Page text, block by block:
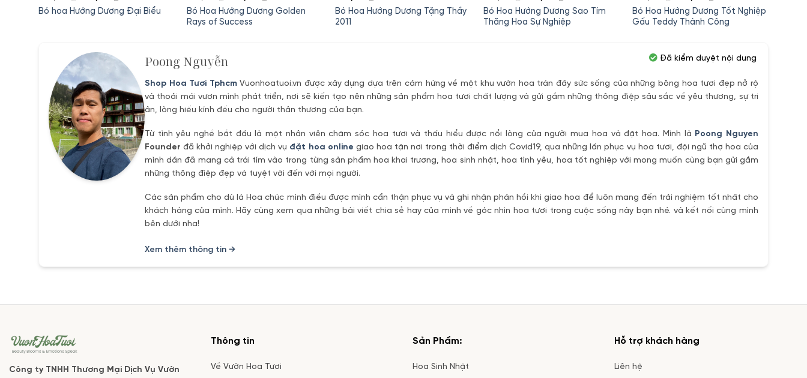
Bó hoa Hướng Dương Đại Biểu
gốc
hiện
Bó Hoa Hướng Dương Golden
Rays of Success
gốc
là:
hiện
Bó Hoa Hướng Dương Tặng Thầy
2011
Bó Hoa Hướng Dương Sao Tím
Thăng Hoa Sự Nghiệp
gốc
là:
hiện
tại
Bó Hoa Hướng Dương Tốt Nghiệp
Gấu Teddy Thành Công
gốc
là:
hiện
tại
Poong Nguyễn
Shop Hoa Tươi TphcmVuonhoatuoi.vn được xây dựng dựa trên cảm hứng về một khu vườn hoa tràn đầy sức sống của những bông hoa tươi đẹp nở rộ
và thoải mái vươn mình phát triển, nơi sẽ kiến tạo nên những sản phẩm hoa tươi chất lượng và gửi gắm những thông điệp sâu sắc về yêu thương, sự tri
ân, lòng hiếu kính đếu cho người thân thương của bạn.
Từ tình yêu nghề bắt đầu là một nhân viên chăm sóc hoa tươi và thấu hiểu được nổi lòng của người mua hoa và đặt hoa. Mình là Poong Nguyen
Founder đã khởi nghiệp với dịch vụ đặt hoa online giao hoa tận nơi trong thời điểm dịch Covid19, qua những lần phục vụ hoa tươi, đội ngũ thợ hoa của
mình dần đã mang cả trái tím vào trong từng sản phẩm hoa khai trương, hoa sinh nhật, hoa tình yêu, hoa tốt nghiệp với mong muốn cùng bạn gửi gắm
những thông điệp đẹp và tuyệt vời đến với mọi người.
Các sản phẩm cho dù là Hoa chúc mình điều được mình cẩn thận phục vụ và ghi nhận phản hồi khi giao hoa để luôn mang đến trải nghiệm tốt nhất cho
khách hàng của mình. Hãy cùng xem qua những bài viết chia sẻ hay của mình về góc nhìn hoa tươi trong cuộc sống này bạn nhé. và kết nối cùng mình
bên dưới nha!
Xem thêm thông tin →
Đã kiểm duyệt nội dung
Công ty TNHH Thương Mại Dịch Vụ Vườn
Thông tin
Về Vườn Hoa Tươi
Sản Phẩm:
Hoa Sinh Nhật
Hỗ trợ khách hàng
Liên hệ